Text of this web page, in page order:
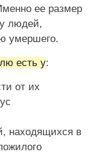
ее размер
у людей,
умершего.
есть у:
от их
находящихся в